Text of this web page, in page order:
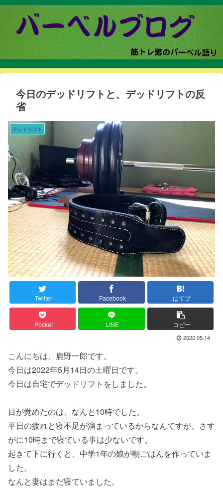
今日のデッドリフトと、デッドリフトの反
省
デッドリフト
Twitter Facebook はてブ
Pocket LINE コピー
2022.05.14
こんにちは、鹿野一郎です。
今日は2022年5月14日の土曜日です。
今日は自宅でデッドリフトをしました。
目が覚めたのは、なんと10時でした。
平日の疲れと寝不足が溜まっているからなんですが、さす
がに10時まで寝ている事は少ないです。
起きて下に行くと、中学1年の娘が朝ごはんを作っていま
した。
なんと妻はまだ寝ていました。